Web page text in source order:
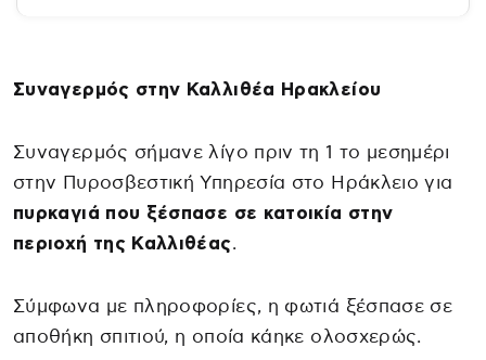
Συναγερμός στην Καλλιθέα Ηρακλείου
Συναγερμός σήμανε λίγο πριν τη 1 το μεσημέρι
στην Πυροσβεστική Υπηρεσία στο Ηράκλειο για
πυρκαγιά που ξέσπασε σε κατοικία στην
περιοχή της Καλλιθέας.
Σύμφωνα με πληροφορίες, η φωτιά ξέσπασε σε
αποθήκη σπιτιού, η οποία κάηκε ολοσχερώς.